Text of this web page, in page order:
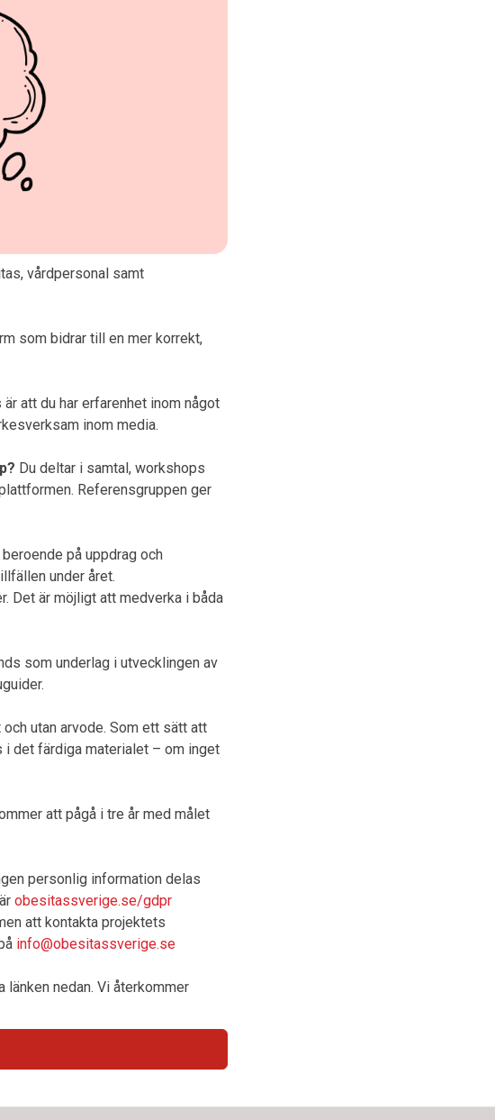
vårdpersonal samt
som bidrar till en mer korrekt,
att du har erfarenhet inom något
inom media.
Du deltar i samtal, workshops
Referensgruppen ger
på uppdrag och
under året.
Det är möjligt att medverka i båda
som underlag i utvecklingen av
utan arvode. Som ett sätt att
i det färdiga materialet – om inget
att pågå i tre år med målet
personlig information delas
obesitassverige.se/gdpr
att kontakta projektets
info@obesitassverige.se
länken nedan. Vi återkommer